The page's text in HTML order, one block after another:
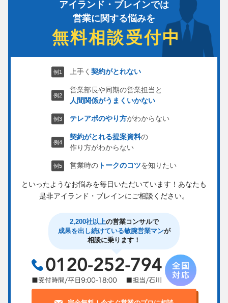
アイランド・ブレインでは
営業に関する悩みを
無料相談受付中
上手く契約がとれない
営業部長や同期の営業担当と
人間関係がうまくいかない
テレアポのやり方がわからない
契約がとれる提案資料の
作り方がわからない
営業時の トークのコツを知りたい
といったようなお悩みを毎日いただいています！ あなたも
是非アイランド・ブレインにご相談ください。
2,200社以上の営業コンサルで
成果を出し続けている敏腕営業マンが
相談に乗ります！